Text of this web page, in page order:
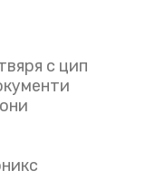
с цип